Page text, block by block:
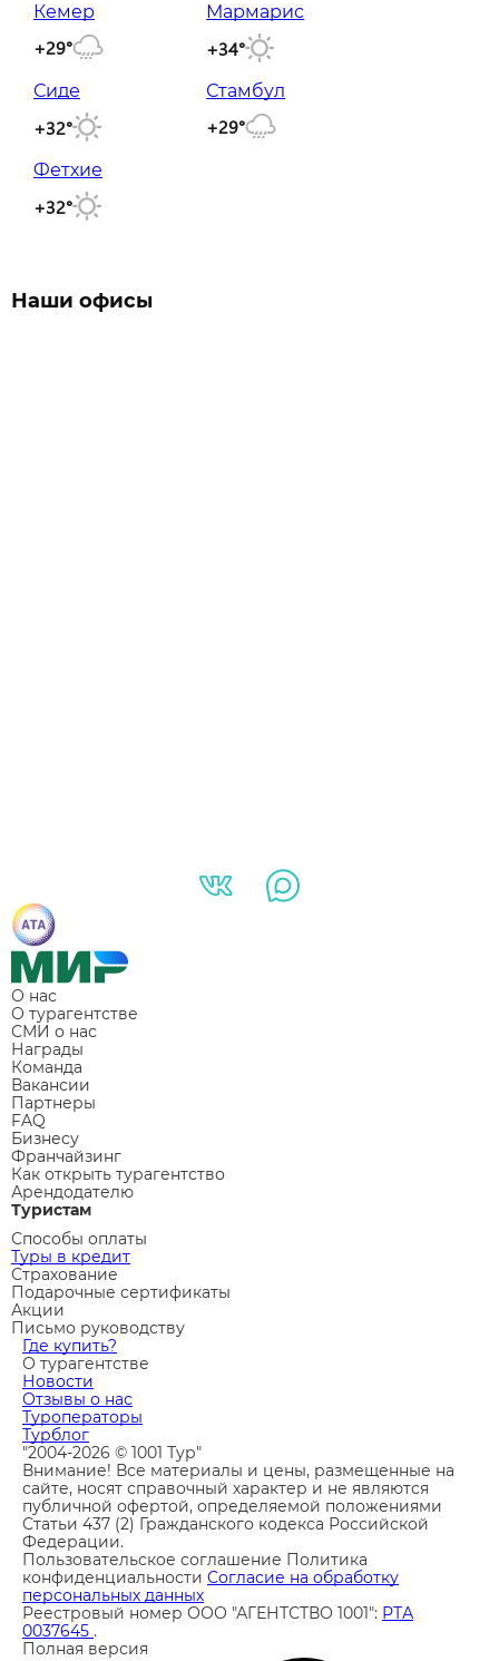
Кемер
+29°
Мармарис
+34°
Сиде
+32°
Стамбул
+29°
Фетхие
+32°
Наши офисы
О нас
О турагентстве
СМИ о нас
Награды
Команда
Вакансии
Партнеры
FAQ
Бизнесу
Франчайзинг
Как открыть турагентство
Арендодателю
Туристам
Способы оплаты
Туры в кредит
Страхование
Подарочные сертификаты
Акции
Письмо руководству
Где купить?
О турагентстве
Новости
Отзывы о нас
Туроператоры
Турблог
"2004-2026 © 1001 Тур"
Внимание! Все материалы и цены, размещенные на
сайте, носят справочный характер и не являются
публичной офертой, определяемой положениями
Статьи 437 (2) Гражданского кодекса Российской
Федерации.
Пользовательское соглашение Политика
конфиденциальности Согласие на обработку
персональных данных
Реестровый номер ООО "АГЕНТСТВО 1001": РТА
0037645 .
Полная версия